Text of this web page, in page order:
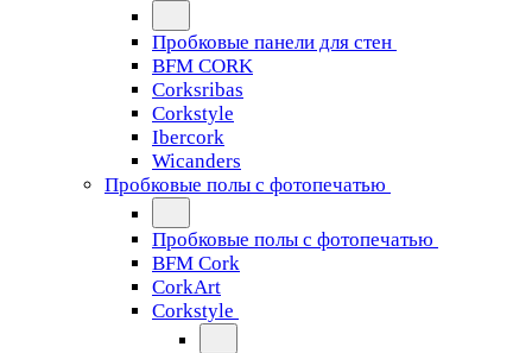
Пробковые панели для стен
BFM CORK
Corksribas
Corkstyle
Ibercork
Wicanders
Пробковые полы с фотопечатью
Пробковые полы с фотопечатью
BFM Cork
CorkArt
Corkstyle